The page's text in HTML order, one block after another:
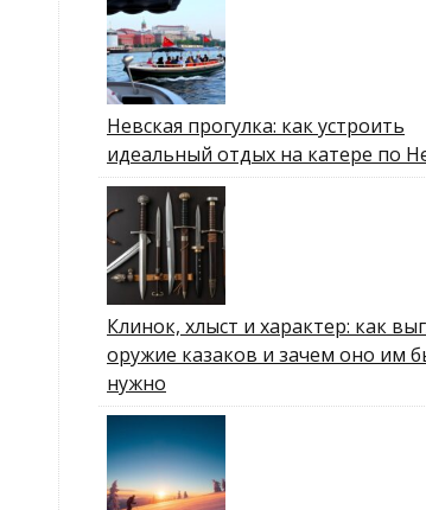
Невская прогулка: как устроить
идеальный отдых на катере по
Клинок, хлыст и характер: как
оружие казаков и зачем оно им
нужно